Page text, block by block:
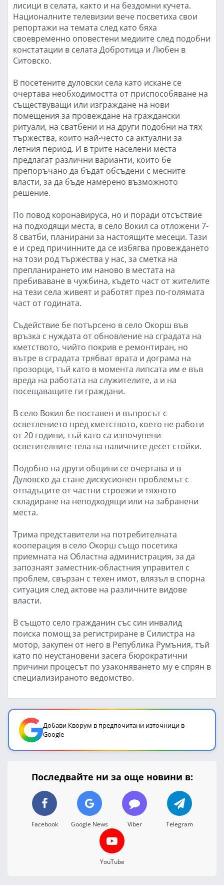
лисици в селата, както и на бездомни кучета.
Националните телевизии вече посветиха свои
репортажи на темата след като бяха
своевременно оповестени медиите след подобни
констатации в селата Добротица и Любен в
Ситовско.
В посетените дуловски села като искане се
очертава необходимостта от приспособяване на
съществуващи или изграждане на нови
помещения за провеждане на граждански
ритуали, на сватбени и на други подобни на тях
тържества, които най-често са актуални за
летния период. И в трите населени места
предлагат различни варианти, които бе
препоръчано да бъдат обсъдени с месните
власти, за да бъде намерено възможното
решение.
По повод коронавируса, но и поради отсъствие
на подходящи места, в село Вокил са отложени 7-
8 сватби, планирани за настоящите месеци. Тази
е и сред причинните да се избягва провеждането
на този род тържества у нас, за сметка на
препланирането им наново в местата на
пребиваване в чужбина, където част от жителите
на тези села живеят и работят през по-голямата
част от годината.
Съдействие бе потърсено в село Окорш във
връзка с нуждата от обновление на сградата на
кметството, чийто покрив е ремонтиран, но
вътре в сградата трябват врата и дограма на
прозорци, тъй като в момента липсата им е във
вреда на работата на служителите, а и на
посещаващите ги граждани.
В село Вокил бе поставен и въпросът с
осветлението пред кметството, което не работи
от 20 години, тъй като са изпочупени
осветителните тела на наличните десет стойки.
Подобно на други общини се очертава и в
Дуловско да стане дискусионен проблемът с
отпадъците от частни строежи и тяхното
складиране на неподходящи или на забранени
места.
Трима представители на потребителната
кооперация в село Окорш също посетиха
приемната на Областна администрация, за да
запознаят заместник-областния управител с
проблем, свързан с техен имот, влязъл в спорна
ситуация след актове на различните видове
власти.
В същото село гражданин със син инвалид
поиска помощ за регистриране в Силистра на
мотор, закупен от него в Република Румъния, тъй
като по неустановени засега бюрократични
причини процесът по узаконяването му е спрян в
специализираното ведомство.
Добави Кворум в предпочитани източници в
Google
Последвайте ни за още новини в:
Facebook Google News Viber Telegram
YouTube